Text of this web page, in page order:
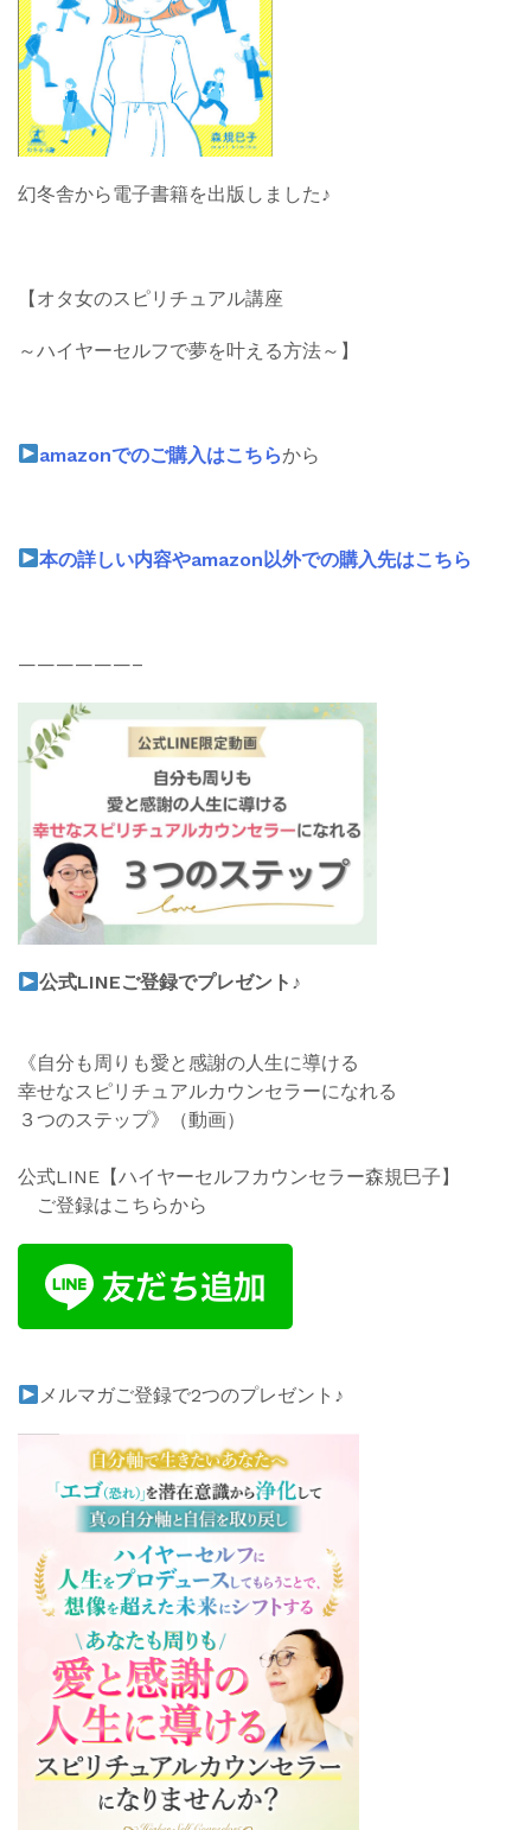
幻冬舎から電子書籍を出版しました♪
【オタ女のスピリチュアル講座
～ハイヤーセルフで夢を叶える方法～】
amazonでのご購入はこちらから
本の詳しい内容やamazon以外での購入先はこちら
——————–
公式LINEご登録でプレゼント♪
《自分も周りも愛と感謝の人生に導ける
幸せなスピリチュアルカウンセラーになれる
３つのステップ》
（動画）
公式LINE【ハイヤーセルフカウンセラー森規巳子】
ご登録はこちらから
メルマガご登録で2つのプレゼント♪